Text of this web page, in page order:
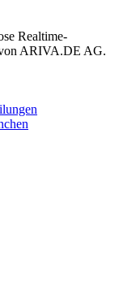
Realtime-
ARIVA.DE AG.